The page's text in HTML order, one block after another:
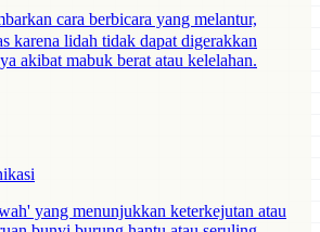
cara berbicara yang melantur,
karena lidah tidak dapat digerakkan
akibat mabuk berat atau kelelahan.
yang menunjukkan keterkejutan atau